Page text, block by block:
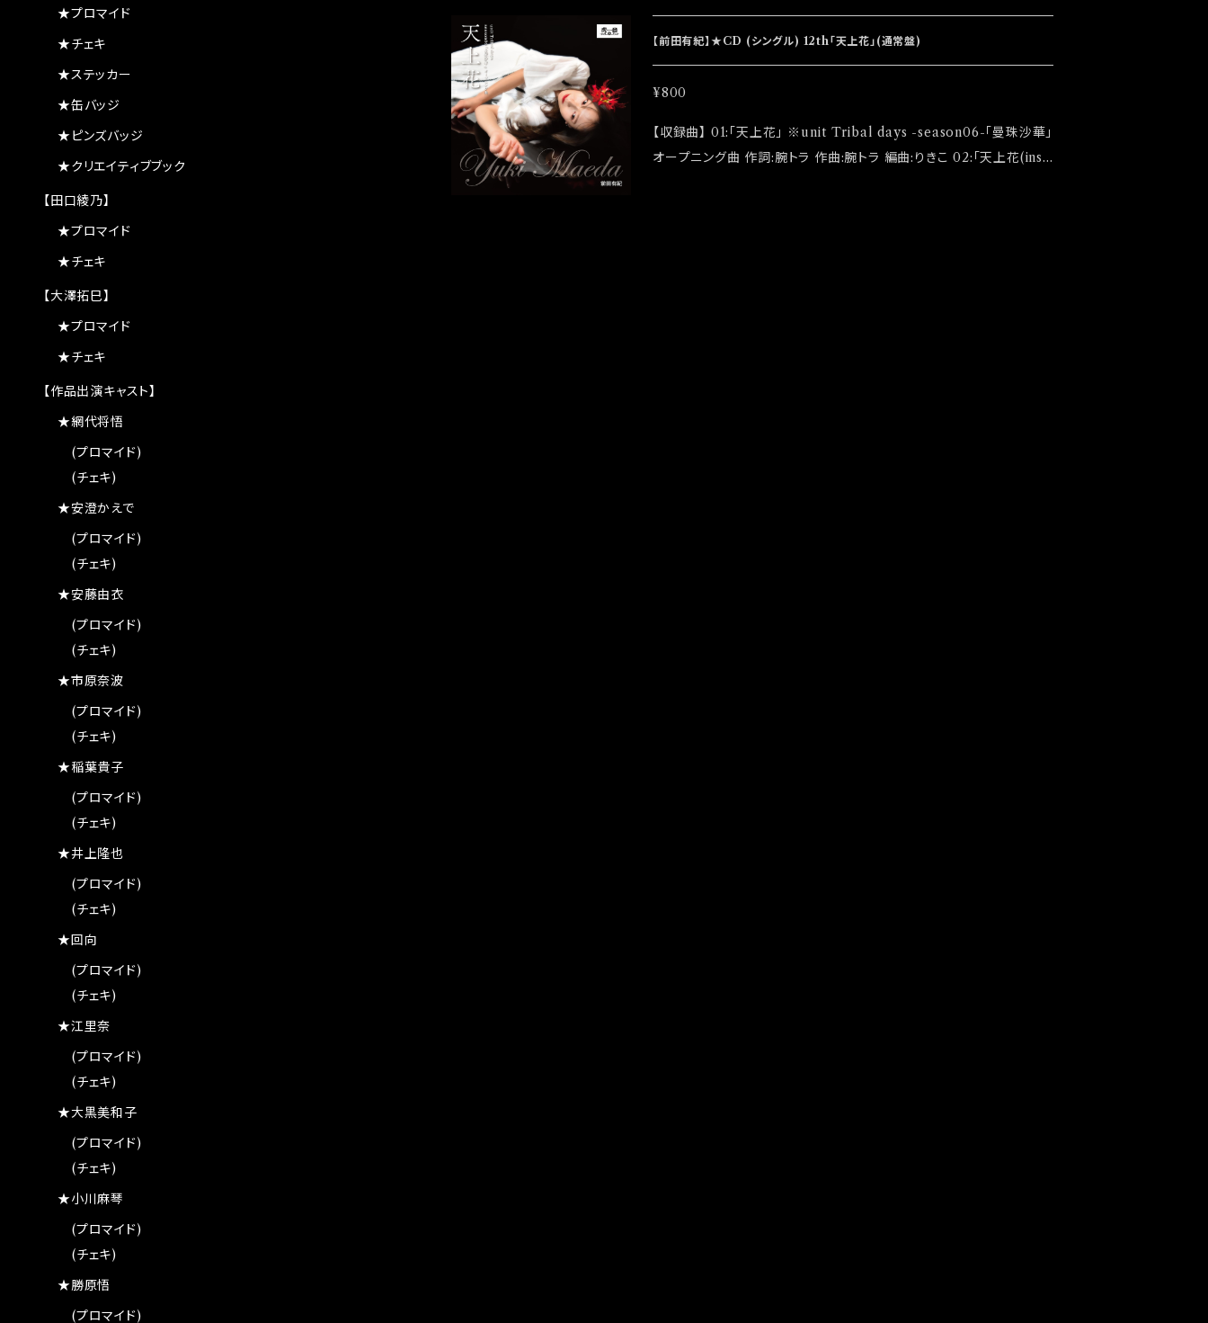
盤】￥1,300(特典生写真5枚セット封入) 【通常版】￥800 ※初回盤完
売後に通常版が発売されます。 ◆CDRでの発売になります ◆発送は
2022/07/24イベント「大感謝祭」後になります
【前田有紀】★CD (シングル) 12th「天上花」(通常盤)
¥800
【収録曲】 01:「天上花」 ※unit Tribal days -season06-「曼珠沙華」
オープニング曲 作詞:腕トラ 作曲:腕トラ 編曲:りきこ 02:「天上花(inst
★プロマイド
★チェキ
★ステッカー
★缶バッジ
★ピンズバッジ
★クリエイティブブック
【田口綾乃】
★プロマイド
★チェキ
【大澤拓巳】
★プロマイド
★チェキ
【作品出演キャスト】
★網代将悟
(プロマイド)
(チェキ)
★安澄かえで
(プロマイド)
(チェキ)
★安藤由衣
(プロマイド)
(チェキ)
★市原奈波
(プロマイド)
(チェキ)
★稲葉貴子
(プロマイド)
(チェキ)
★井上隆也
(プロマイド)
(チェキ)
★回向
(プロマイド)
(チェキ)
★江里奈
(プロマイド)
(チェキ)
★大黒美和子
(プロマイド)
(チェキ)
★小川麻琴
(プロマイド)
(チェキ)
★勝原悟
(プロマイド)